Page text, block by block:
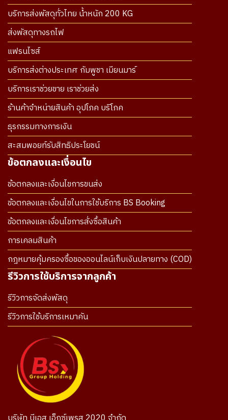
บริการส่งพัสดุทั่วไทย น้ำหนัก 200 KG
ส่งพัสดุทางรถไฟ
แฟรนไซส์
บริการส่งต่างประเทศ กัมพูชา เมียนมาร์
บริการเราช่วยขาย เราช่วยส่ง
ร้านค้าจำหน่ายสินค้า อุปโภค บริโภค
ธุรกรรมทางการเงิน
สะสมพอยท์รับสิทธิประโยชน์
ข้อตกลงและเงื่อนไข
ข้อตกลงและเงื่อนไขการขนส่ง
ข้อตกลงและเงื่อนไขในการใช้บริการ BS Booking
ข้อตกลงและเงื่อนไขการสั่งซื้อสินค้า
การเคลมสินค้า
กฎหมายคุ้มครองซื้อของออนไลน์เก็บเงินปลายทาง (COD)
รีวิวการใช้บริการจากลูกค้า
รีวิวการจัดส่งพัสดุ
รีวิวการใช้บริการเหมาคัน